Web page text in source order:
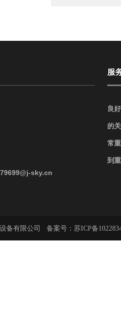
sky.cn
服
良
的
常
到
备有限公司 备案号： 苏ICP备